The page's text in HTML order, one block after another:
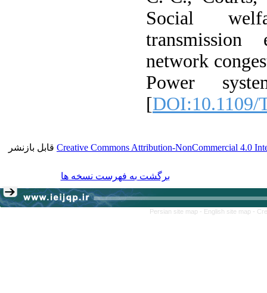
Social
transmission
network
Power
[DOI:10.1109/
Creative Commons Attribution-NonCommercial 4.0 قابل بازنشر
برگشت به فهرست نسخه ها
Persian site map - English site map -